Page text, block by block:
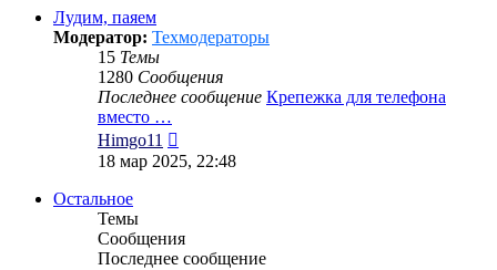
сообщению
Лудим, паяем
Модератор: Техмодераторы
15 Темы
1280 Сообщения
Последнее сообщение Крепежка для телефона
вместо …
Himgo11
к
18 мар 2025, 22:48
Остальное
Темы
Сообщения
Последнее сообщение